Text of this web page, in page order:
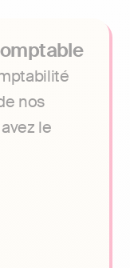
nos
le